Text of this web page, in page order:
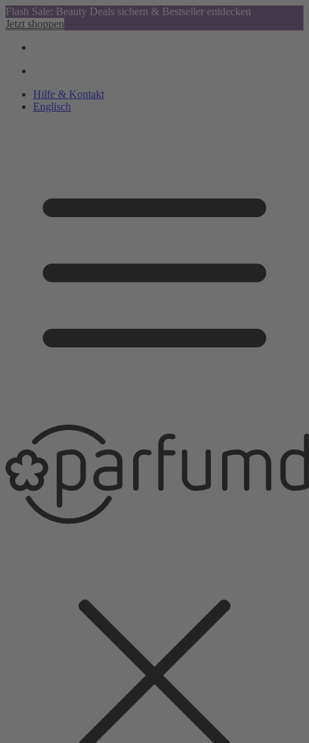
Flash Sale: Beauty Deals sichern & Bestseller entdecken
Jetzt shoppen
Hilfe & Kontakt
Englisch